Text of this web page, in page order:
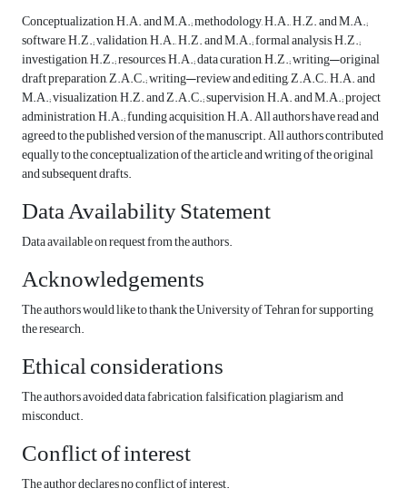
Conceptualization, H.A. and M.A.; methodology, H.A., H.Z. and M.A.;
software, H.Z.; validation, H.A., H.Z. and M.A.; formal analysis, H.Z.;
investigation, H.Z.; resources, H.A.; data curation, H.Z.; writing—original
draft preparation, Z.A.C.; writing—review and editing, Z.A.C., H.A. and
M.A.; visualization, H.Z. and Z.A.C.; supervision, H.A. and M.A.; project
administration, H.A.; funding acquisition, H.A. All authors have read and
agreed to the published version of the manuscript. All authors contributed
equally to the conceptualization of the article and writing of the original
and subsequent drafts.
Data Availability Statement
Data available on request from the authors.
Acknowledgements
The authors would like to thank the University of Tehran for supporting
the research.
Ethical considerations
The authors avoided data fabrication, falsification, plagiarism, and
misconduct.
Conflict of interest
The author declares no conflict of interest.